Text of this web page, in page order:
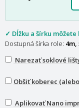
✓ Dĺžku a šírku
Dostupná šírka role: 4m,
Narezať soklové
Obšiť koberec
Aplikovať Nano